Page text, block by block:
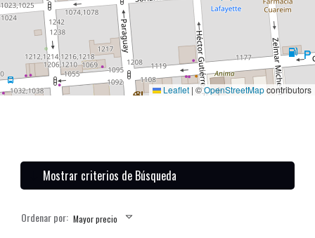
Leaflet | ©OpenStreetMapcontributors
Mostrar criterios de Búsqueda
Ordenar por: Mayor precio